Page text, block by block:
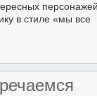
в стиле «мы все